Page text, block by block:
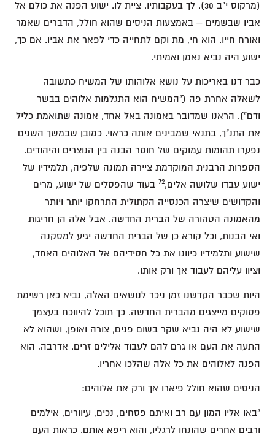
(מרקוס י"ב 30). לך בעקבותיו. ציית לו. ישוע הפנה את כולם אל
אביו שבשמים – באמצעות הניסים שהוא חולל, הדברים שאמר
ואורח חייו. הוא חי, מת וקם לתחייה כדי לפאר את אביו. אם כך,
ישוע היה נביא נאמן ואמיתי.
כבר דנו באריכות על נושא אלוהותו של המשיח כתשובה
לשאלה אחרת פה ("המשיח הוא התגלמות אלוהים בבשר
ודם"). הראנו שמדובר באמונה באל אחד, אמונה שתואמת כליל
את התנ"ך, בתנאי שמבינים אותה כראוי. כמובן שבמשך השנים
נפערו תהומות עמוקים של חוסר הבנה בין הנוצרים והיהודים.
הספרות הרבנית המוקדמת ציירה תמונה שלפיה, תלמידיו של
ישוע עבדו שלושה אלים,72 בעוד שהפסלים של ישוע, מרים
והקדושים שיצרה הכנסייה הקתולית התרחקו יותר ויותר
מהאמונה הטהורה של הברית החדשה. אבל אלה הן חריגות
ואי הבנות, וכל קורא כן של הברית החדשה יגיע למסקנה
שישוע ותלמידיו כיוונו את כל חסידיהם אל האלוהים האחד,
וציוו עליהם לעבוד אך ורק אותו.
היות שכבר הקדשנו זמן ניכר לנושאים האלה, נביא כאן רשימת
פסוקים מייצגים מהברית החדשה. כך תוכל להיווכח בעצמך
שישוע לא היה נביא שקר בשום פנים, צורה ואופן, ושהוא לא
התעה את העם או גרם להם לעבוד אלילים זרים. אדרבה, הוא
הפנה לאלוהים את כל אלה שהלכו אחריו.
הניסים שהוא חולל פיארו אך ורק את אלוהים:
"באו אליו המון עם רב ואיתם פסחים, נכים, עיוורים, אילמים
ורבים אחרים שהונחו לרגליו, והוא ריפא אותם. כראות העם